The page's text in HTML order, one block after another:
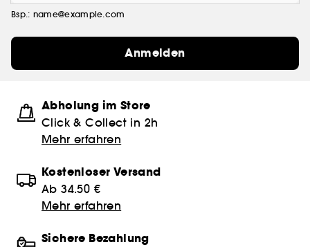
Bsp.: name@example.com
Anmelden
Abholung im Store
Click & Collect in 2h
Mehr erfahren
Kostenloser Versand
Ab 34.50 €
Mehr erfahren
Sichere Bezahlung